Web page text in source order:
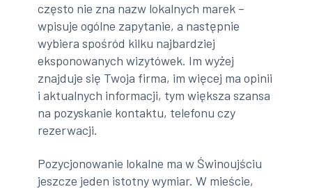
często nie zna nazw lokalnych marek –
wpisuje ogólne zapytanie, a następnie
wybiera spośród kilku najbardziej
eksponowanych wizytówek. Im wyżej
znajduje się Twoja firma, im więcej ma opinii
i aktualnych informacji, tym większa szansa
na pozyskanie kontaktu, telefonu czy
rezerwacji.
Pozycjonowanie lokalne ma w Świnoujściu
jeszcze jeden istotny wymiar. W mieście,